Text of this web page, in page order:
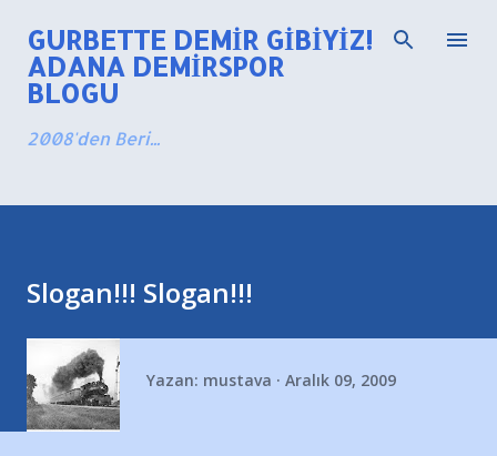
Ana içeriğe atla
GURBETTE DEMIR GIBIYIZ!
ADANA DEMIRSPOR
BLOGU
2008'den Beri...
Slogan!!! Slogan!!!
Yazan: mustava Aralık 09, 2009